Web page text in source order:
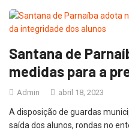
Santana de
medidas para a
Admin abril 18, 2023
A disposição de guardas
saída dos alunos, rondas no